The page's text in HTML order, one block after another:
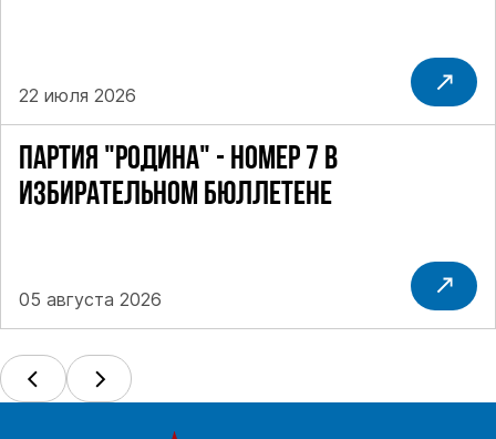
ПАРТИЯ "РОДИНА" - НОМЕР 7 В
ИЗБИРАТЕЛЬНОМ БЮЛЛЕТЕНЕ
05 августа 2026
22 июля 2026